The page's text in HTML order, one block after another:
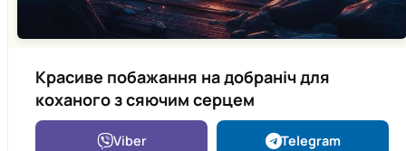
Красиве побажання на добраніч для
коханого з сяючим серцем
Viber Telegram